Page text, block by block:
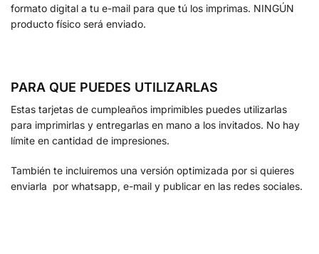
formato digital a tu e-mail para que tú los imprimas. NINGÚN
producto físico será enviado.
PARA QUE PUEDES UTILIZARLAS
Estas tarjetas de cumpleaños imprimibles puedes utilizarlas
para imprimirlas y entregarlas en mano a los invitados. No hay
límite en cantidad de impresiones.
También te incluiremos una versión optimizada por si quieres
enviarla por whatsapp, e-mail y publicar en las redes sociales.